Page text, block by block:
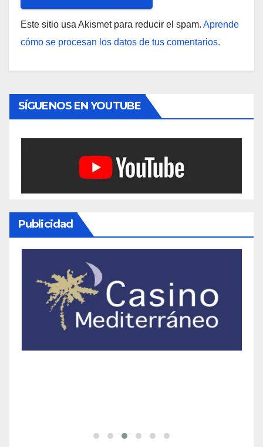
Este sitio usa Akismet para reducir el spam. Aprende
cómo se procesan los datos de tus comentarios.
SÍGUENOS EN YOUTUBE
Publicidad